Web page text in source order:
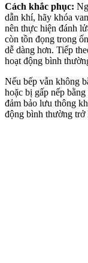
Cách khắc phục:
dẫn khí, hãy khóa
nên thực hiện đánh
còn tồn đọng trong
dễ dàng hơn. Tiếp
hoạt động bình
Nếu bếp vẫn không
hoặc bị gấp nếp
đảm bảo lưu thông
động bình thường trở